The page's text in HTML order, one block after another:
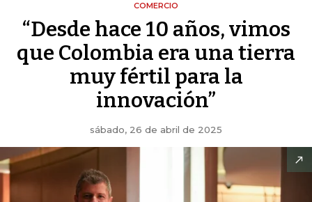
COMERCIO
“Desde hace 10 años, vimos
que Colombia era una tierra
muy fértil para la
innovación”
sábado, 26 de abril de 2025